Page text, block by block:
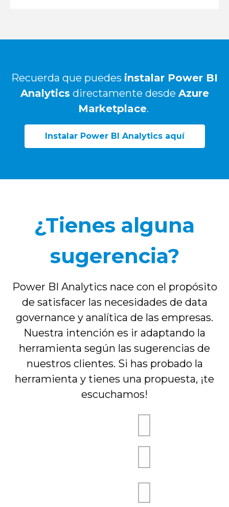
Recuerda que puedes instalar Power BI
Analytics directamente desde Azure
Marketplace.
Instalar Power BI Analytics aquí
¿Tienes alguna
sugerencia?
Power BI Analytics nace con el propósito
de satisfacer las necesidades de data
governance y analítica de las empresas.
Nuestra intención es ir adaptando la
herramienta según las sugerencias de
nuestros clientes. Si has probado la
herramienta y tienes una propuesta, ¡te
escuchamos!